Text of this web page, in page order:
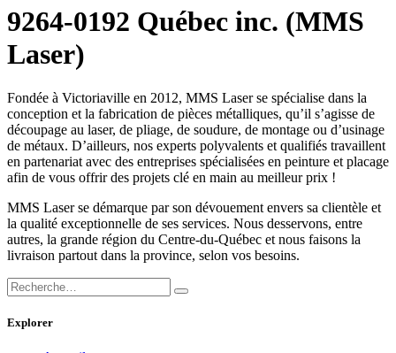
9264-0192 Québec inc. (MMS
Laser)
Fondée à Victoriaville en 2012, MMS Laser se spécialise dans la
conception et la fabrication de pièces métalliques, qu’il s’agisse de
découpage au laser, de pliage, de soudure, de montage ou d’usinage
de métaux. D’ailleurs, nos experts polyvalents et qualifiés travaillent
en partenariat avec des entreprises spécialisées en peinture et placage
afin de vous offrir des projets clé en main au meilleur prix !
MMS Laser se démarque par son dévouement envers sa clientèle et
la qualité exceptionnelle de ses services. Nous desservons, entre
autres, la grande région du Centre-du-Québec et nous faisons la
livraison partout dans la province, selon vos besoins.
Explorer